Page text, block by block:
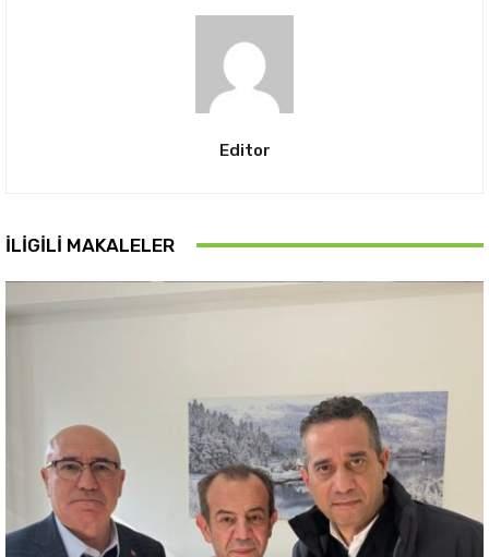
Editor
İLIGILI MAKALELER